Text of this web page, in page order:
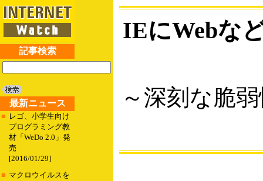
記事検索
最新ニュース
■ レゴ、小学生向け
プログラミング教
材「WeDo 2.0」発
売
[2016/01/29]
■ マクロウイルスを
IEにWebな
～深刻な脆